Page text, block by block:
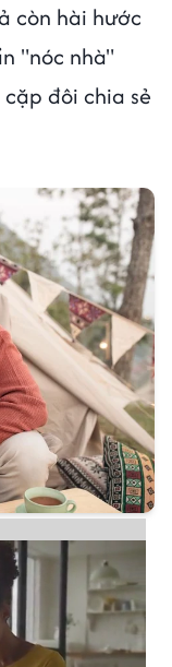
còn hài hước
"nóc nhà"
đôi chia sẻ